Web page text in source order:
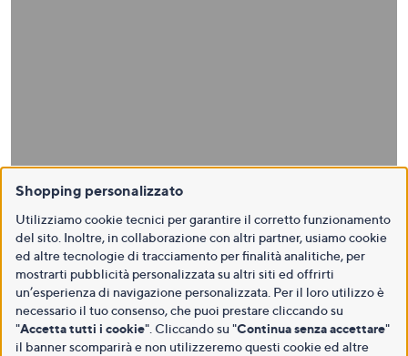
Shopping personalizzato
Utilizziamo cookie tecnici per garantire il corretto funzionamento
del sito. Inoltre, in collaborazione con altri partner, usiamo cookie
ed altre tecnologie di tracciamento per finalità analitiche, per
mostrarti pubblicità personalizzata su altri siti ed offrirti
un’esperienza di navigazione personalizzata. Per il loro utilizzo è
necessario il tuo consenso, che puoi prestare cliccando su
"Accetta tutti i cookie". Cliccando su "Continua senza accettare"
il banner scomparirà e non utilizzeremo questi cookie ed altre